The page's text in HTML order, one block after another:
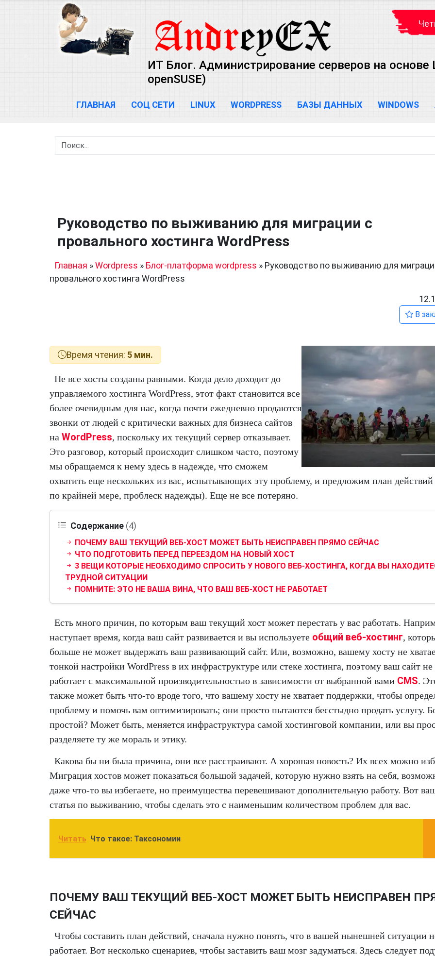
ИТ Блог. Администрирование серверов на основе
openSUSE)
ГЛАВНАЯ СОЦ СЕТИ LINUX WORDPRESS БАЗЫ ДАННЫХ WINDOWS
Руководство по выживанию для миграции с
провального хостинга WordPress
Главная »Wordpress » Блог-платформа wordpress » Руководство по выживанию для
провального хостинга WordPress
В
Время чтения: 5 мин.
Не все хосты созданы равными. Когда дело доходит до
управляемого хостинга WordPress, этот факт становится все
более очевидным для нас, когда почти ежедневно продаются
звонки от людей с критически важных для бизнеса сайтов
на WordPress, поскольку их текущий сервер отказывает.
Это разговор, который происходит слишком часто, поэтому
мы обращаемся к нему здесь в надежде, что сможем
охватить еще нескольких из вас, испытывающих эту проблему, и предложим план
по крайней мере, проблеск надежды). Еще не все потеряно.
Содержание (4)
ПОЧЕМУ ВАШ ТЕКУЩИЙ ВЕБ-ХОСТ МОЖЕТ БЫТЬ НЕИСПРАВЕН ПРЯМО СЕЙЧАС
ЧТО ПОДГОТОВИТЬ ПЕРЕД ПЕРЕЕЗДОМ НА НОВЫЙ ХОСТ
3 ВЕЩИ КОТОРЫЕ НЕОБХОДИМО СПРОСИТЬ У НОВОГО ВЕБ-ХОСТИНГА, КОГДА ВЫ
ТРУДНОЙ СИТУАЦИИ
ПОМНИТЕ: ЭТО НЕ ВАША ВИНА, ЧТО ВАШ ВЕБ-ХОСТ НЕ РАБОТАЕТ
Есть много причин, по которым ваш текущий хост может перестать у вас работать.
наступает время, когда ваш сайт развивается и вы используете общий веб-хостинг,
больше не может выдержать ваш развивающий сайт. Или, возможно, вашему хосту не
тонкой настройки WordPress в их инфраструктуре или стеке хостинга, поэтому ваш сайт не
работает с максимальной производительностью в зависимости от выбранной вами CMS.
также может быть что-то вроде того, что вашему хосту не хватает поддержки, чтобы
проблему и помочь вам оптимизировать; они просто пытаются бесстыдно продать услугу.
простой? Может быть, меняется инфраструктура самой хостинговой компании, или вы
разделяете ту же мораль и этику.
Какова бы ни была причина, они все расстраивают. А хорошая новость? Их всех можно
Миграция хостов может показаться большой задачей, которую нужно взять на себя,
даже что-то вы избегаете, но преимущества перевешивают дополнительную работу. Вот
статья по выживанию, чтобы сделать это с наименьшим количеством проблем для вас.
Читать Что такое: Таксономии
ПОЧЕМУ ВАШ ТЕКУЩИЙ ВЕБ-ХОСТ МОЖЕТ БЫТЬ НЕИСПРАВЕН
СЕЙЧАС
Чтобы составить план действий, сначала нужно понять, что в вашей нынешней ситуации
работает. Вот несколько сценариев, чтобы заставить ваш мозг задуматься. Здесь следует